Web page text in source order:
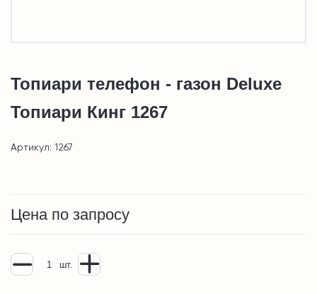
Топиари телефон - газон Deluxe
Топиари Кинг 1267
Артикул: 1267
Цена по запросу
шт.